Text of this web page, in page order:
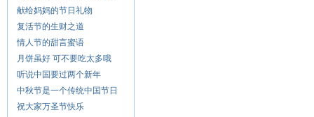
献给妈妈的节日礼物
复活节的生财之道
情人节的甜言蜜语
月饼虽好 可不要吃太多哦
听说中国要过两个新年
中秋节是一个传统中国节日
祝大家万圣节快乐